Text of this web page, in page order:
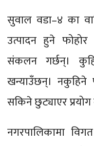
सुवाल वडा–४ का
उत्पादन हुने फोहोर
संकलन गर्छन्।
खन्याउँछन्। नकुहिने
सकिने छुट्याएर
नगरपालिकामा